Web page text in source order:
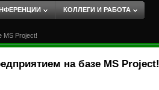
КОЛЛЕГИ И РАБОТА
MS Project!
на базе MS Project!